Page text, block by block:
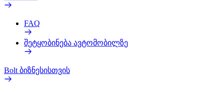
FAQ
შეტყობინება ავტომობილზე
Bolt ბიზნესისთვის